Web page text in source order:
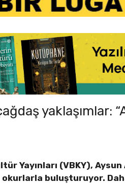
yaklaşımlar:
Yayınları (VBKY),
buluşturuyor.